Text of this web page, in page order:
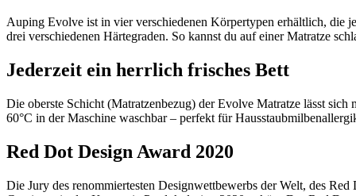
Auping Evolve ist in vier verschiedenen Körpertypen erhältlich, die
drei verschiedenen Härtegraden. So kannst du auf einer Matratze
Jederzeit ein herrlich frisches Bett
Die oberste Schicht (Matratzenbezug) der Evolve Matratze lässt
60°C in der Maschine waschbar – perfekt für
Red Dot Design Award 2020
Die Jury des renommiertesten Designwettbewerbs der Welt, des